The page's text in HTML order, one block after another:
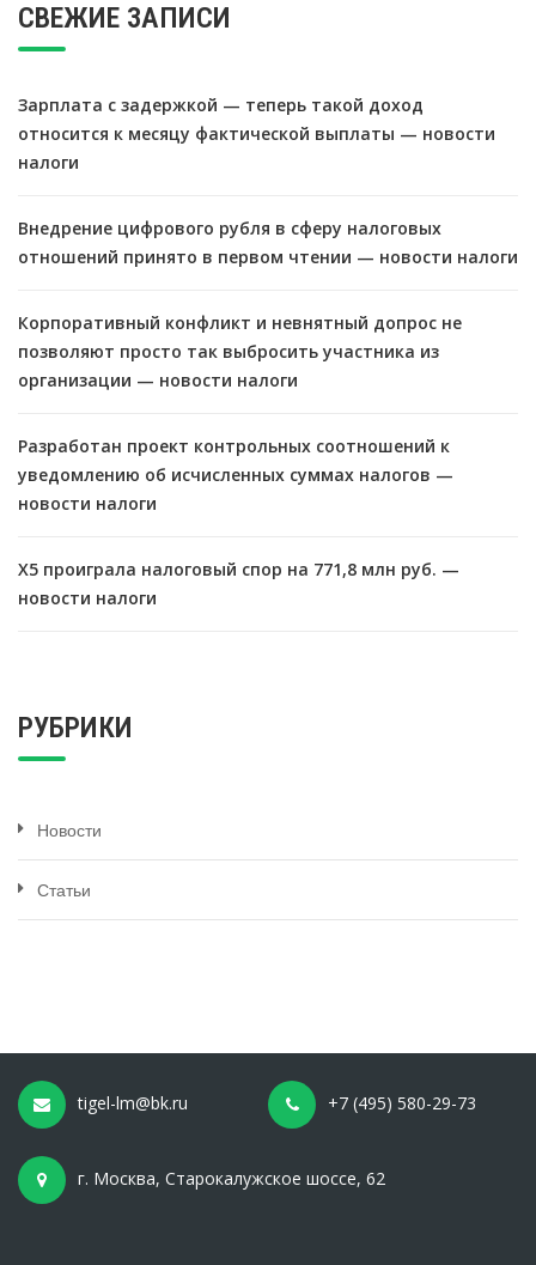
СВЕЖИЕ ЗАПИСИ
Зарплата с задержкой — теперь такой доход
относится к месяцу фактической выплаты — новости
налоги
Внедрение цифрового рубля в сферу налоговых
отношений принято в первом чтении — новости налоги
Корпоративный конфликт и невнятный допрос не
позволяют просто так выбросить участника из
организации — новости налоги
Разработан проект контрольных соотношений к
уведомлению об исчисленных суммах налогов —
новости налоги
X5 проиграла налоговый спор на 771,8 млн руб. —
новости налоги
РУБРИКИ
Новости
Статьи
tigel-lm@bk.ru +7 (495) 580-29-73
г. Москва, Старокалужское шоссе, 62